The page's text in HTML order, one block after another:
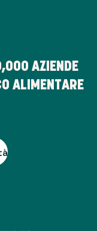
AZIENDE
ALIMENTARE